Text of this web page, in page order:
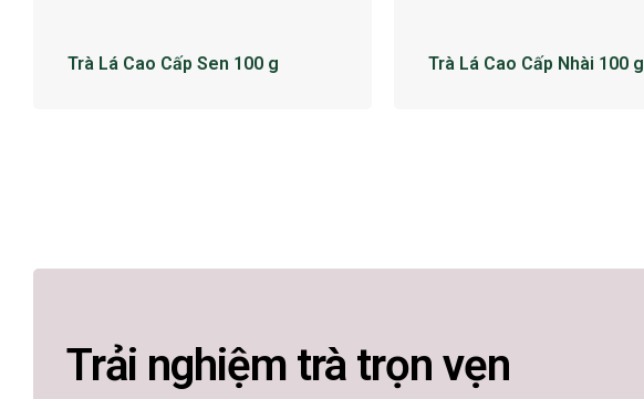
Trà Lá Cao Cấp Sen 100 g Trà Lá Cao Cấp Nhài 100 g
Trải nghiệm trà trọn vẹn